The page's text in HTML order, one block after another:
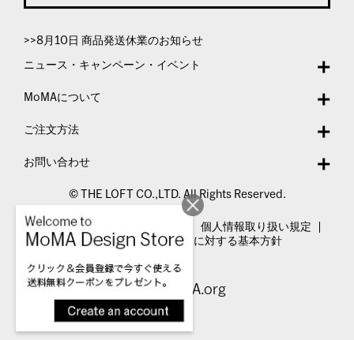
>>8月10日 商品発送休業のお知らせ
ニュース・キャンペーン・イベント
MoMAについて
ご注文方法
お問い合わせ
© THE LOFT CO.,LTD. All Rights Reserved.
特定商取引法表示
個人情報取り扱い規定
カスタマーハラスメントに対する基本方針
Visit MoMA.org